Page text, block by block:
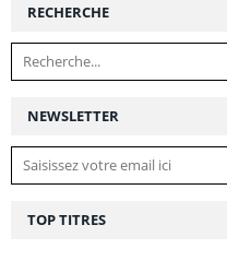
NEWSLETTER
RECHERCHE
TOP TITRES